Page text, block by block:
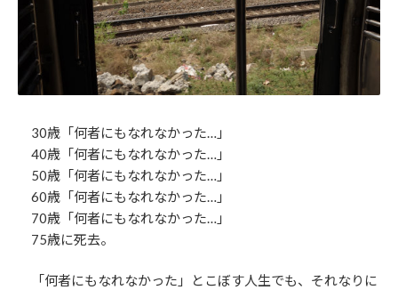
30歳「何者にもなれなかった…」
40歳「何者にもなれなかった…」
50歳「何者にもなれなかった…」
60歳「何者にもなれなかった…」
70歳「何者にもなれなかった…」
75歳に死去。
「何者にもなれなかった」とこぼす人生でも、それなりに